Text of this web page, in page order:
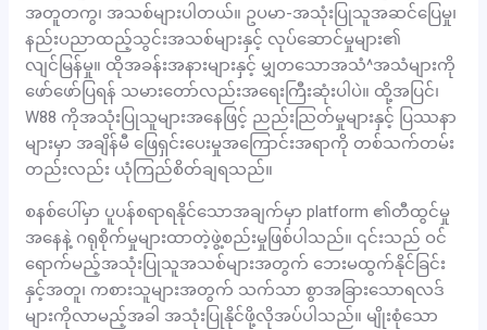
အတူတကွ၊ အသစ်များပါတယ်။ ဥပမာ-အသုံးပြုသူအဆင်ပြေမှု၊
နည်းပညာထည့်သွင်းအသစ်များနှင့် လုပ်ဆောင်မှုများ၏
လျင်မြန်မှု။ ထိုအခန်းအနားများနှင့် မျှတသောအသံ^အသံများကို
ဖော်ဖော်ပြရန် သမားတော်လည်းအရေးကြီးဆုံးပါပဲ။ ထို့အပြင်၊
W88 ကိုအသုံးပြုသူများအနေဖြင့် ညည်းညြတ်မှုများနှင့် ပြဿနာ
များမှာ အချိန်မီ ဖြေရှင်းပေးမှုအကြောင်းအရာကို တစ်သက်တမ်း
တည်းလည်း ယုံကြည်စိတ်ချရသည်။
စနစ်ပေါ်မှာ ပူပန်စရာရနိုင်သောအချက်မှာ platform ၏တီထွင်မှု
အနေနဲ့ ဂရုစိုက်မှုများထာတဲ့ဖွဲ့စည်းမှုဖြစ်ပါသည်။ ၎င်းသည် ဝင်
ရောက်မည့်အသုံးပြုသူအသစ်များအတွက် ဘေးမထွက်နိုင်ခြင်း
နှင့်အတူ၊ ကစားသူများအတွက် သက်သာ စွာအခြားသောရလဒ်
များကိုလာမည့်အခါ အသုံးပြုနိုင်ဖို့လိုအပ်ပါသည်။ မျိုးစုံသော